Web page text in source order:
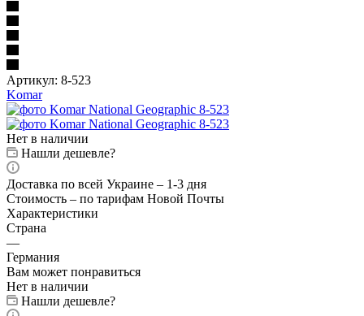
Артикул: 8-523
Komar
Нет в наличии
Нашли дешевле?
Доставка по всей Украине – 1-3 дня
Стоимость – по тарифам Новой Почты
Характеристики
Страна
—
Германия
Вам может понравиться
Нет в наличии
Нашли дешевле?